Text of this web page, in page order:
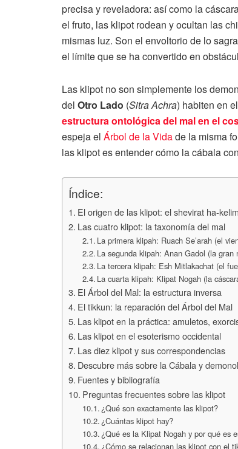
precisa y reveladora: así como la
el fruto, las klipot rodean y ocultan las
mismas luz. Son el envoltorio de lo
el límite que se ha convertido en
Las klipot no son simplemente los
del Otro Lado (Sitra Achra) habiten en
estructura ontológica del mal en el
espeja el Árbol de la Vidade la misma
las klipot es entender cómo la cábala
Índice:
El origen de las klipot: el shevirat ha-kelim
Las cuatro klipot: la taxonomía del mal
La primera klipah: Ruach Se’arah (el
La segunda klipah: Anan Gadol (la gran
La tercera klipah: Esh Mitlakachat (el
La cuarta klipah: Klipat Nogah (la
El Árbol del Mal: la estructura inversa
El tikkun: la reparación del Árbol del Mal
Las klipot en la práctica: amuletos,
Las klipot en el esoterismo occidental
Las diez klipot y sus correspondencias
Descubre más sobre la Cábala y
Fuentes y bibliografía
Preguntas frecuentes sobre las klipot
¿Qué son exactamente las klipot?
¿Cuántas klipot hay?
¿Qué es la Klipat Nogah y por qué es
¿Cómo se relacionan las klipot con el